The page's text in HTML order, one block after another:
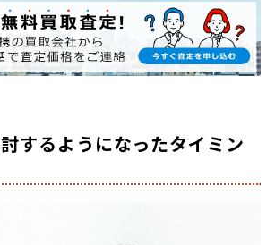
するようになったタイミン